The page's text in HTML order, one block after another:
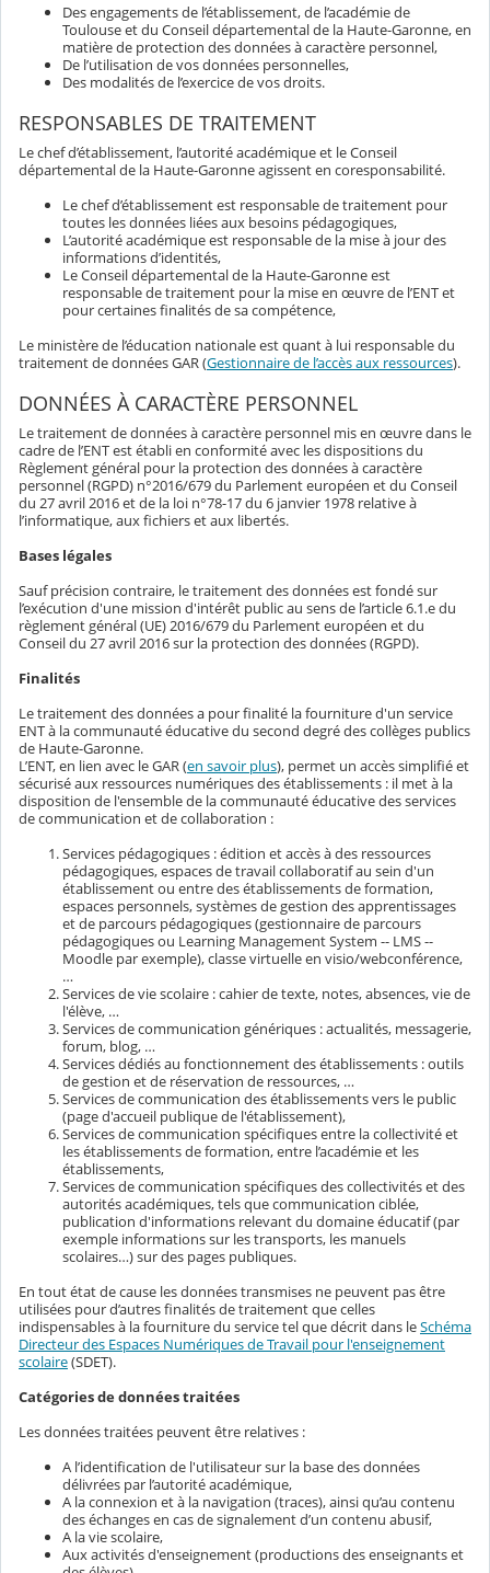
Des engagements de l’établissement, de l’académie de
Toulouse et du Conseil départemental de la Haute-Garonne, en
matière de protection des données à caractère personnel,
De l’utilisation de vos données personnelles,
Des modalités de l’exercice de vos droits.
RESPONSABLES DE TRAITEMENT
Le chef d’établissement, l’autorité académique et le Conseil
départemental de la Haute-Garonne agissent en coresponsabilité.
Le chef d’établissement est responsable de traitement pour
toutes les données liées aux besoins pédagogiques,
L’autorité académique est responsable de la mise à jour des
informations d’identités,
Le Conseil départemental de la Haute-Garonne est
responsable de traitement pour la mise en œuvre de l’ENT et
pour certaines finalités de sa compétence,
Le ministère de l’éducation nationale est quant à lui responsable du
traitement de données GAR (Gestionnaire de l’accès aux ressources).
DONNÉES À CARACTÈRE PERSONNEL
Le traitement de données à caractère personnel mis en œuvre dans le
cadre de l’ENT est établi en conformité avec les dispositions du
Règlement général pour la protection des données à caractère
personnel (RGPD) n°2016/679 du Parlement européen et du Conseil
du 27 avril 2016 et de la loi n°78-17 du 6 janvier 1978 relative à
l’informatique, aux fichiers et aux libertés.
Bases légales
Sauf précision contraire, le traitement des données est fondé sur
l’exécution d'une mission d'intérêt public au sens de l’article 6.1.e du
règlement général (UE) 2016/679 du Parlement européen et du
Conseil du 27 avril 2016 sur la protection des données (RGPD).
Finalités
Le traitement des données a pour finalité la fourniture d'un service
ENT à la communauté éducative du second degré des collèges publics
de Haute-Garonne.
L’ENT, en lien avec le GAR (en savoir plus), permet un accès simplifié et
sécurisé aux ressources numériques des établissements : il met à la
disposition de l'ensemble de la communauté éducative des services
de communication et de collaboration :
Services pédagogiques : édition et accès à des ressources
pédagogiques, espaces de travail collaboratif au sein d'un
établissement ou entre des établissements de formation,
espaces personnels, systèmes de gestion des apprentissages
et de parcours pédagogiques (gestionnaire de parcours
pédagogiques ou Learning Management System -- LMS --
Moodle par exemple), classe virtuelle en visio/webconférence,
…
Services de vie scolaire : cahier de texte, notes, absences, vie de
l'élève, …
Services de communication génériques : actualités, messagerie,
forum, blog, …
Services dédiés au fonctionnement des établissements : outils
de gestion et de réservation de ressources, …
Services de communication des établissements vers le public
(page d'accueil publique de l'établissement),
Services de communication spécifiques entre la collectivité et
les établissements de formation, entre l’académie et les
établissements,
Services de communication spécifiques des collectivités et des
autorités académiques, tels que communication ciblée,
publication d'informations relevant du domaine éducatif (par
exemple informations sur les transports, les manuels
scolaires…) sur des pages publiques.
En tout état de cause les données transmises ne peuvent pas être
utilisées pour d’autres finalités de traitement que celles
indispensables à la fourniture du service tel que décrit dans leSchéma
Directeur des Espaces Numériques de Travail pour l'enseignement
scolaire(SDET).
Catégories de données traitées
Les données traitées peuvent être relatives :
A l’identification de l'utilisateur sur la base des données
délivrées par l’autorité académique,
A la connexion et à la navigation (traces), ainsi qu’au contenu
des échanges en cas de signalement d’un contenu abusif,
A la vie scolaire,
Aux activités d'enseignement (productions des enseignants et